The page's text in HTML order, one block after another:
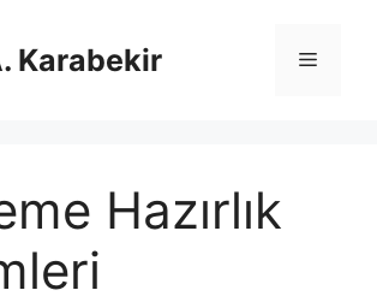
Karabekir Menü
Hazırlık